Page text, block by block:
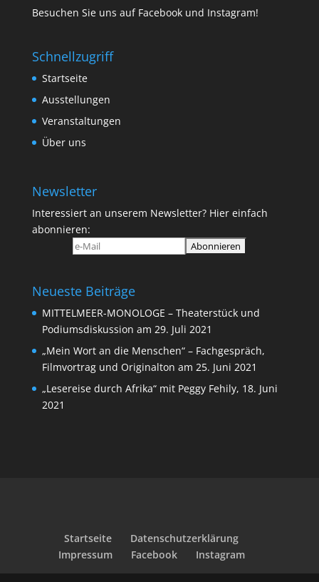
Besuchen Sie uns auf Facebookund Instagram!
Schnellzugriff
Startseite
Ausstellungen
Veranstaltungen
Über uns
Newsletter
Interessiert an unserem Newsletter? Hier einfach
abonnieren:
Neueste Beiträge
MITTELMEER-MONOLOGE – Theaterstück und
Podiumsdiskussion am 29. Juli 2021
„Mein Wort an die Menschen“ – Fachgespräch,
Filmvortrag und Originalton am 25. Juni 2021
„Lesereise durch Afrika“ mit Peggy Fehily, 18. Juni
2021
Startseite
Datenschutzerklärung
Impressum
Facebook Instagram